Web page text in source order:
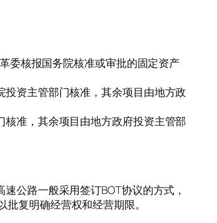
委核报国务院核准或审批的固定资产
资主管部门核准，其余项目由地方政
准，其余项目由地方政府投资主管部
公路一般采用签订BOT协议的方式，
复明确经营权和经营期限。